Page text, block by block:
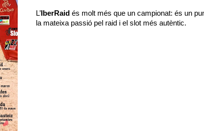
L’ IberRaid és molt més que un campionat: és un
la mateixa passió pel raid i el slot més autèntic.